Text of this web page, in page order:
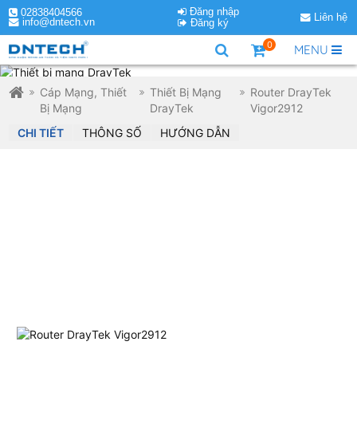
02838404566
info@dntech.vn
Đăng nhập
Đăng ký
Liên hệ
MENU
0
Cáp Mạng, Thiết
Bị Mạng
Thiết Bị Mạng
DrayTek
Router DrayTek
Vigor2912
CHI TIẾT
THÔNG SỐ HƯỚNG DẪN